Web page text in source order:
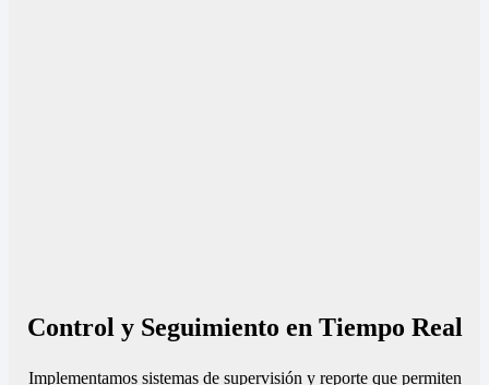
Control y Seguimiento en Tiempo Real
Implementamos sistemas de supervisión y reporte que permiten